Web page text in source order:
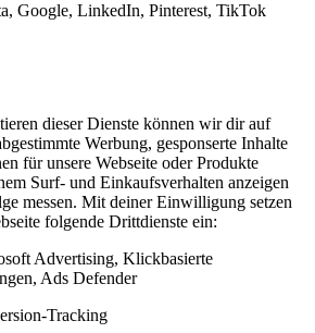
Google, LinkedIn, Pinterest, TikTok
dieser Dienste können wir dir auf
Werbung, gesponserte Inhalte
für unsere Webseite oder Produkte
Surf- und Einkaufsverhalten anzeigen
messen. Mit deiner Einwilligung setzen
folgende Drittdienste ein:
Advertising, Klickbasierte
Ads Defender
Tracking